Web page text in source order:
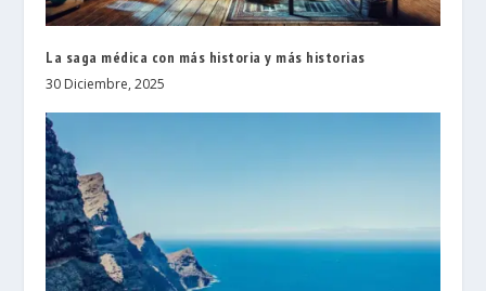
La saga médica con más historia y más historias
30 Diciembre, 2025